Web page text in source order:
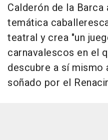
Calderón de la
temática
teatral y crea "un
carnavalescos en el
descubre a sí mismo
soñado por el